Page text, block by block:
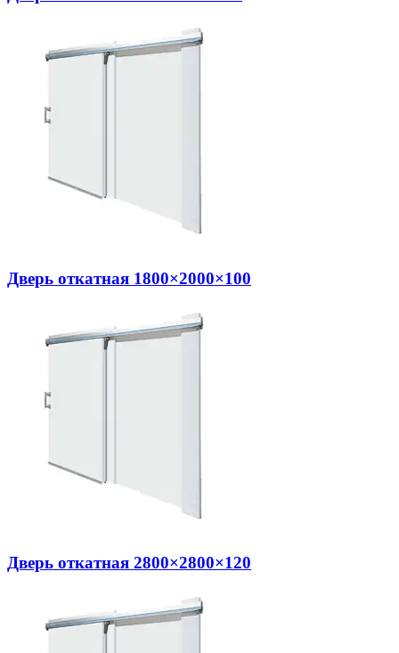
Дверь откатная 1800×2000×100
Дверь откатная 2800×2800×120